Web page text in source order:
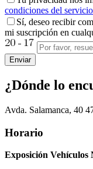
condiciones del
Sí, deseo recibir
mi suscripción en
Enviar
¿Dónde lo
Avda. Salamanca, 40
Horario
Exposición Vehículos